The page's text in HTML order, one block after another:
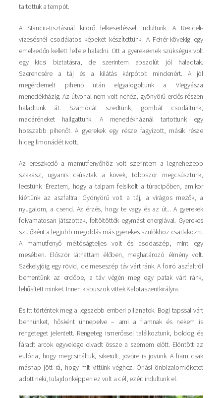
tartottuk a tempót.
A Stanciu-tisztásnál kitörő lelkesedéssel indultunk. A Rekiceli-
vízesésnél csodálatos képeket készítettünk. A Fehér-kövekig egy
emelkedőn kellett felfele haladni. Ott a gyerekeknek szükségük volt
egy kicsi biztatásra, de szerintem abszolút jól haladtak.
Szerencsére a táj és a kilátás kárpótolt mindenért. A jól
megérdemelt pihenő után elgyalogoltunk a Vlegyásza
menedékházig. Az útvonal nem volt nehéz, gyönyörű erdős részen
haladtunk át. Szamócát szedtünk, gombát csodáltunk,
madáréneket hallgattunk. A menedékháznál tartottunk egy
hosszabb pihenőt. A gyerekek egy része fagyizott, másik része
hideg limonádét ivott.
Az ereszkedő a mamutfenyőhöz volt szerintem a legnehezebb
szakasz, ugyanis csúsztak a kövek, többször megcsúsztunk,
leestünk. Éreztem, hogy a talpam felsikolt a túracipőben, amikor
kiértünk az aszfaltra. Gyönyörű volt a táj, a virágos mezők, a
nyugalom, a csend. Az érzés, hogy te vagy és az út... A gyerekek
folyamatosan játszottak, feltöltötték egymást energiával. Gyerekes
szülőként a legjobb megoldás más gyerekes szülőkhöz csatlakozni.
A mamutfenyő méltóságteljes volt és csodaszép, mint egy
mesében. Először láthattam élőben, meghatározó élmény volt.
Székelyjóig egy rövid, de meseszép táv várt ránk. A forró aszfaltról
bementünk az erdőbe, a táv végén meg egy patak várt ránk,
lehűsített minket. Innen kisbuszok vittek Kalotaszentkirályra.
És itt történtek meg a legszebb emberi pillanatok. Bogi tapssal várt
bennünket, hősként ünnepelve – ami a fiamnak és nekem is
rengeteget jelentett. Rengeteg ismerőssel találkoztunk, boldog és
fáradt arcok egyvelege olvadt össze a szemem előtt. Elöntött az
eufória, hogy megcsináltuk, sikerült, jövőre is jövünk. A fiam csak
másnap jött rá, hogy mit vittünk véghez. Óriási önbizalomlöketet
adott neki, tulajdonképpen ez volt a cél, ezért indultunk el.